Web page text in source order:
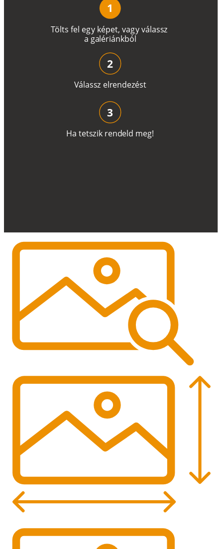
Tölts fel egy képet, vagyválassz
a galériánkból
1
Válassz elrendezést
2
Ha tetszik rendeld meg!
3